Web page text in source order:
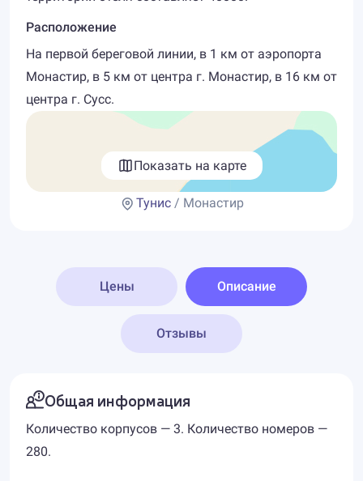
Расположение
На первой береговой линии, в 1 км от аэропорта
Монастир, в 5 км от центра г. Монастир, в 16 км от
центра г. Сусс.
Показать на карте
Тунис / Монастир
Цены Описание
Отзывы
Общая информация
Количество корпусов — 3. Количество номеров —
280.